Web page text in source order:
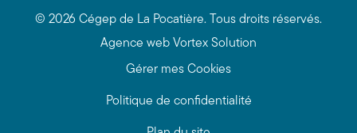
© 2026 Cégep de La Pocatière.
Tous droits réservés.
Agence web Vortex Solution
Gérer mes Cookies
Politique de confidentialité